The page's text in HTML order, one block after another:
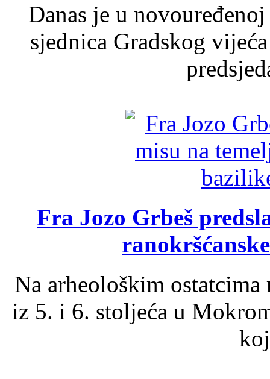
Danas je u
sjednica Gradskog
Fra Jozo Grbeš
Na arheološkim
iz 5. i 6. stoljeća u